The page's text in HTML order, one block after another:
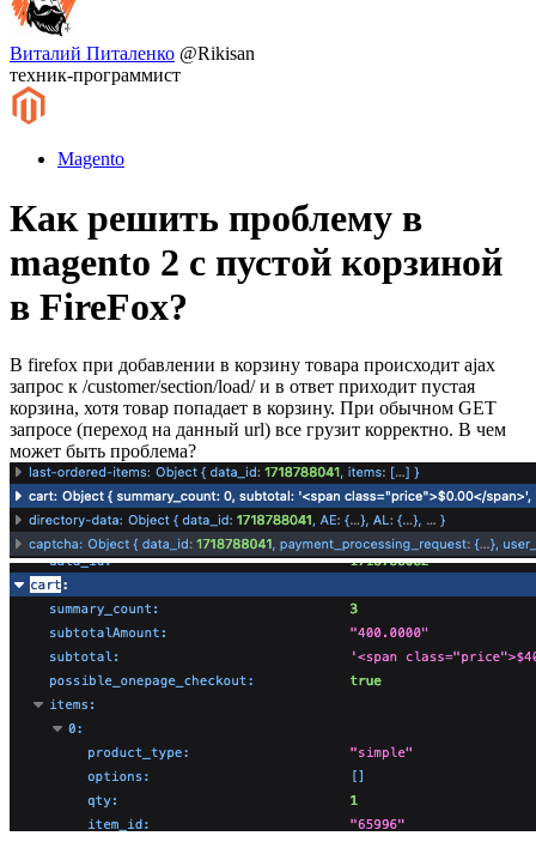
Виталий Питаленко @Rikisan
техник-программист
Magento
Как решить проблему в
magento 2 с пустой корзиной
в FireFox?
В firefox при добавлении в корзину товара происходит ajax
запрос к /customer/section/load/ и в ответ приходит пустая
корзина, хотя товар попадает в корзину. При обычном GET
запросе (переход на данный url) все грузит корректно. В чем
может быть проблема?